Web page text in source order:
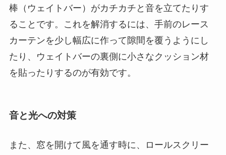
棒（ウェイトバー）がカチカチと音を立てたりす
ることです。これを解消するには、手前のレース
カーテンを少し幅広に作って隙間を覆うようにし
たり、ウェイトバーの裏側に小さなクッション材
を貼ったりするのが有効です。
音と光への対策
また、窓を開けて風を通す時に、ロールスクリー